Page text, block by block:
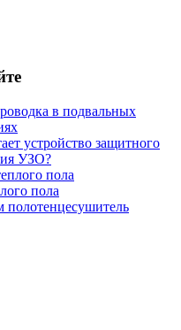
в подвальных
устройство защитного
УЗО?
пола
пола
полотенцесушитель